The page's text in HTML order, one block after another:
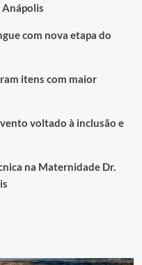
com nova etapa do
itens com maior
voltado à inclusão e
na Maternidade Dr.